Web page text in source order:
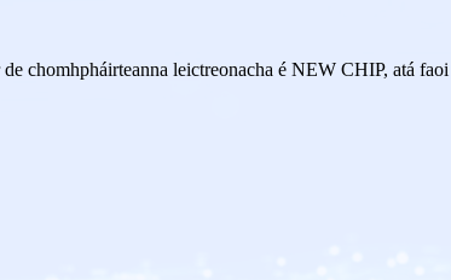
leictreonacha é NEW CHIP, atá